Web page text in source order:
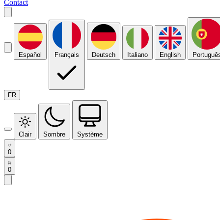
Contact
Español Français Deutsch Italiano English
FR
Clair Sombre Système
0
0